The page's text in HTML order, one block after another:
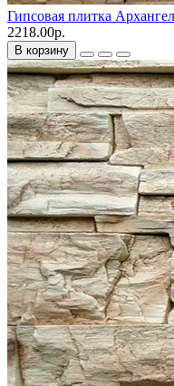
Гипсовая плитка
2218.00р.
В корзину